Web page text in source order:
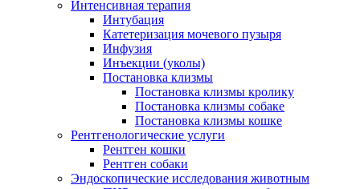
Интенсивная терапия
Интубация
Катетеризация мочевого пузыря
Инфузия
Инъекции (уколы)
Постановка клизмы
Постановка клизмы кролику
Постановка клизмы собаке
Постановка клизмы кошке
Рентгенологические услуги
Рентген кошки
Рентген собаки
Эндоскопические исследования животным